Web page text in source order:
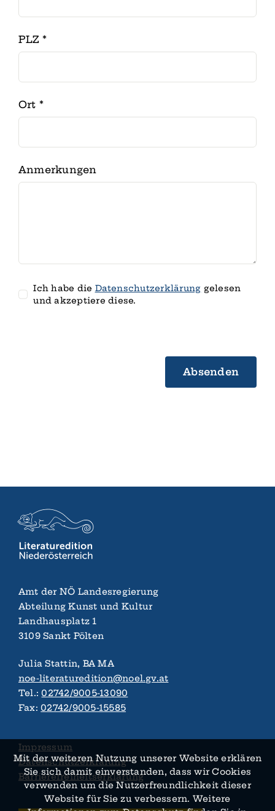
PLZ *
Ort *
Anmerkungen
Ich habe die Datenschutz­erklärung gelesen
und akzeptiere diese.
Absenden
Amt der NÖ Landes­regierung
Abteilung Kunst und Kultur
Landhaus­platz 1
3109 Sankt Pölten
Julia Stattin, BA MA
noe-literaturedition@noel.gv.at
Tel.:02742/9005-13090
Fax:02742/9005-15585
Impressum
Datenschutzerklärung
Barrierefreiheitserklärung
Mit der weiteren Nutzung unserer Website erklären
Sie sich damit ein­verstanden, dass wir Cookies
verwenden um die Nutzer­­freundlichkeit dieser
Website für Sie zu verbessern. Weitere